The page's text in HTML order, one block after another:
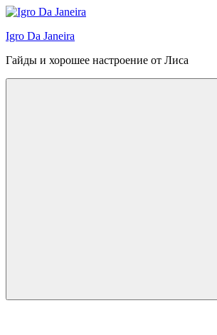
Перейти
содержимому
Igro Da Janeira
Гайды и хорошее настроение от Лиса